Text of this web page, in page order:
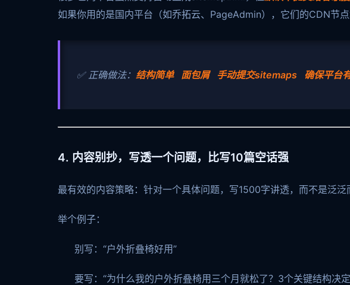
如果你用的是国内平台（如乔拓云、PageAdmin），它们的CDN节
✅ 正确做法： 结构简单 面包屑 手动提交sitemaps 确保平台有
4. 内容别抄，写透一个问题，比写10篇空话强
最有效的内容策略：针对一个具体问题，写1500字讲透，而不是泛泛
举个例子：
别写：“户外折叠椅好用”
要写：“为什么我的户外折叠椅用三个月就松了？3个关键结构决